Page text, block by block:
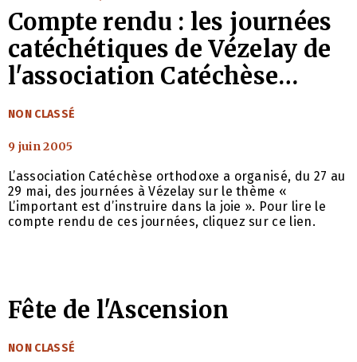
Compte rendu : les journées
catéchétiques de Vézelay de
l'association Catéchèse
orthodoxe
CATÉGORIES
NON CLASSÉ
9 juin 2005
L’association Catéchèse orthodoxe a organisé, du 27 au
29 mai, des journées à Vézelay sur le thème «
L’important est d’instruire dans la joie ». Pour lire le
compte rendu de ces journées, cliquez sur ce lien.
Fête de l'Ascension
CATÉGORIES
NON CLASSÉ